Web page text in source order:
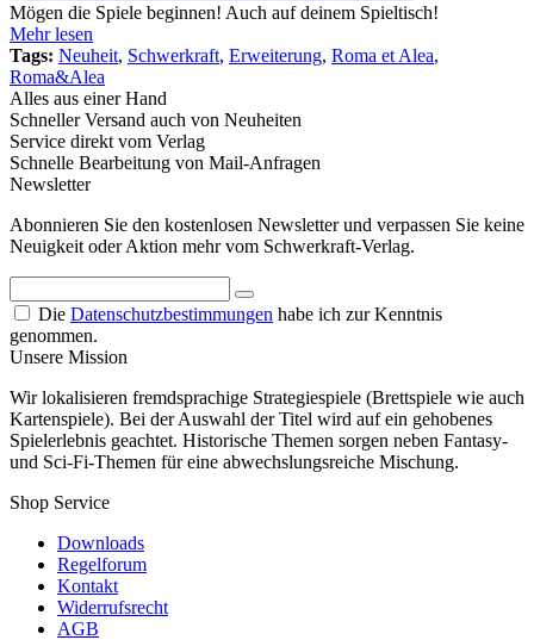
Mögen die Spiele beginnen! Auch auf deinem Spieltisch!
Mehr lesen
Tags: Neuheit, Schwerkraft, Erweiterung, Roma et Alea,
Roma&Alea
Alles aus einer Hand
Schneller Versand auch von Neuheiten
Service direkt vom Verlag
Schnelle Bearbeitung von Mail-Anfragen
Newsletter
Abonnieren Sie den kostenlosen Newsletter und verpassen Sie keine
Neuigkeit oder Aktion mehr vom Schwerkraft-Verlag.
Die Datenschutzbestimmungen habe ich zur Kenntnis
genommen.
Unsere Mission
Wir lokalisieren fremdsprachige Strategiespiele (Brettspiele wie auch
Kartenspiele). Bei der Auswahl der Titel wird auf ein gehobenes
Spielerlebnis geachtet. Historische Themen sorgen neben Fantasy-
und Sci-Fi-Themen für eine abwechslungsreiche Mischung.
Shop Service
Downloads
Regelforum
Kontakt
Widerrufsrecht
AGB